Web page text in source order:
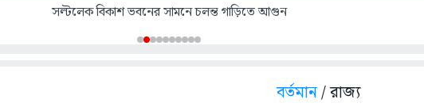
সল্টলেক বিকাশ ভবনের সামনে চলন্ত গাড়িতে আগুন
বর্তমান/ রাজ্য